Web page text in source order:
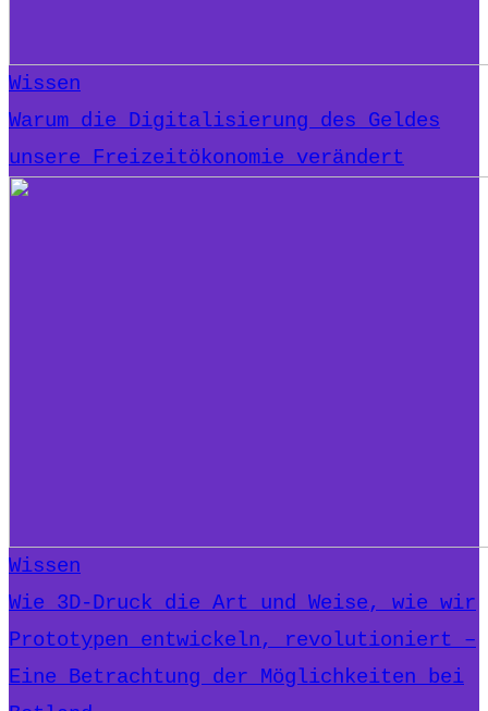
Wissen
Warum die Digitalisierung des Geldes
unsere Freizeitökonomie verändert
Wissen
Wie 3D-Druck die Art und Weise, wie wir
Prototypen entwickeln, revolutioniert –
Eine Betrachtung der Möglichkeiten bei